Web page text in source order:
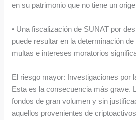
en su patrimonio que no tiene un
• Una fiscalización de SUNAT por
puede resultar en la determinación
multas e intereses moratorios
El riesgo mayor: Investigaciones por
Esta es la consecuencia más grave.
fondos de gran volumen y sin
aquellos provenientes de